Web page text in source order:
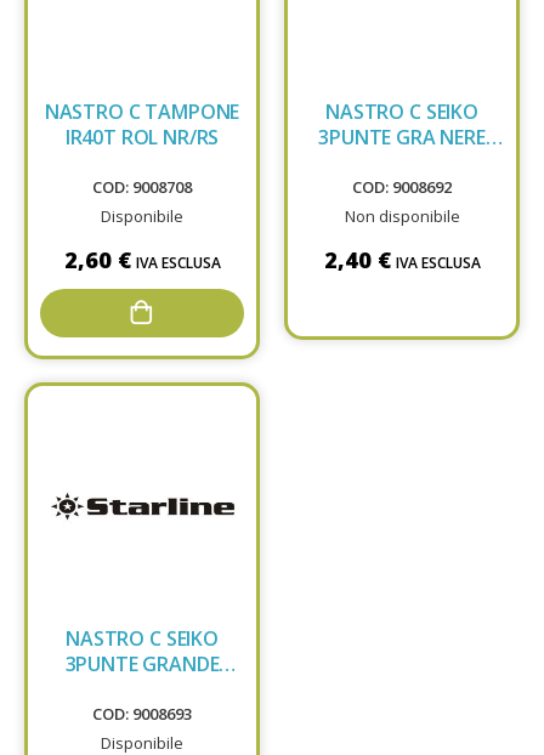
NASTRO C TAMPONE
IR40T ROL NR/RS
COD: 9008708
Disponibile
2,60 € IVA ESCLUSA
NASTRO C SEIKO
3PUNTE GRA NERE
COD: 9008692
Non disponibile
2,40 € IVA ESCLUSA
NASTRO C SEIKO
3PUNTE GRANDE
COD: 9008693
Disponibile